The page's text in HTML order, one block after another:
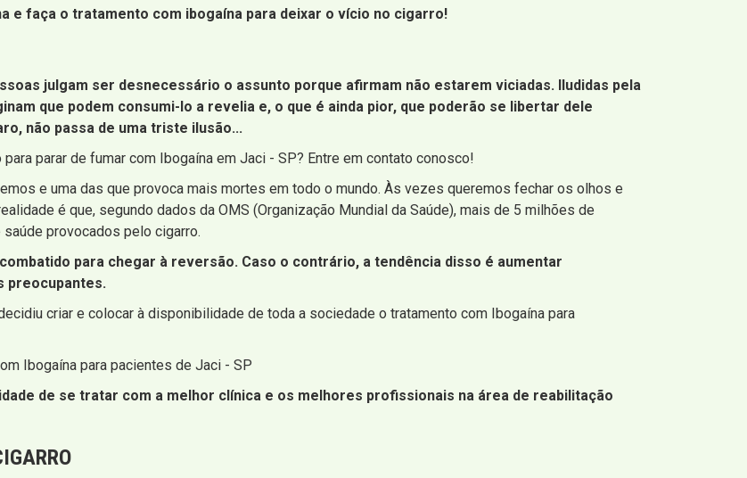
e faça o tratamento com ibogaína para deixar o vício no cigarro!
julgam ser desnecessário o assunto porque afirmam não estarem viciadas. Iludidas pela
que podem consumi-lo a revelia e, o que é ainda pior, que poderão se libertar dele
não passa de uma triste ilusão...
parar de fumar com Ibogaína em Jaci - SP? Entre em contato conosco!
e uma das que provoca mais mortes em todo o mundo. Às vezes queremos fechar os olhos e
é que, segundo dados da OMS (Organização Mundial da Saúde), mais de 5 milhões de
provocados pelo cigarro.
para chegar à reversão. Caso o contrário, a tendência disso é aumentar
preocupantes.
criar e colocar à disponibilidade de toda a sociedade o tratamento com Ibogaína para
Ibogaína para pacientes de Jaci - SP
de se tratar com a melhor clínica e os melhores profissionais na área de reabilitação